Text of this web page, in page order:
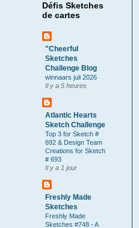
Défis Sketches
de cartes
"Cheerful
Sketches
Challenge Blog
winnaars juli 2026
Il y a 5 heures
Atlantic Hearts
Sketch Challenge
Top 3 for Sketch #
692 & Design Team
Creations for Sketch
# 693
Il y a 1 jour
Freshly Made
Sketches
Freshly Made
Sketches #748 - A